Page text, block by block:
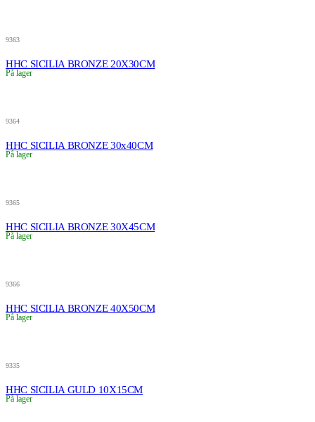
9363
HHC SICILIA BRONZE 20X30CM
På lager
9364
HHC SICILIA BRONZE 30x40CM
På lager
9365
HHC SICILIA BRONZE 30X45CM
På lager
9366
HHC SICILIA BRONZE 40X50CM
På lager
9335
HHC SICILIA GULD 10X15CM
På lager